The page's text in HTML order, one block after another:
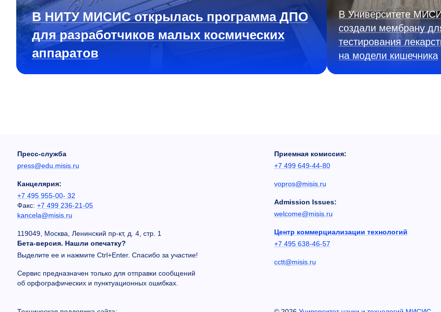
В НИТУ МИСИС открылась программа ДПО
для разработчиков малых космических
аппаратов
В Университете
создали мембрану
тестирования
на модели кишечника
Пресс-служба
press@edu.misis.ru
Канцелярия:
+7 495 955-00- 32
Факс: +7 499 236-21-05
kancela@misis.ru
119049, Москва, Ленинский пр-кт, д. 4, стр. 1
Бета-версия. Нашли опечатку?
Выделите ее и нажмите Ctrl+Enter. Спасибо за участие!
Сервис предназначен только для отправки сообщений
об орфографических и пунктуационных ошибках.
Приемная комиссия:
+7 499 649-44-80
vopros@misis.ru
Admission Issues:
welcome@misis.ru
Центр коммерциализации технологий
+7 495 638-46-57
cctt@misis.ru